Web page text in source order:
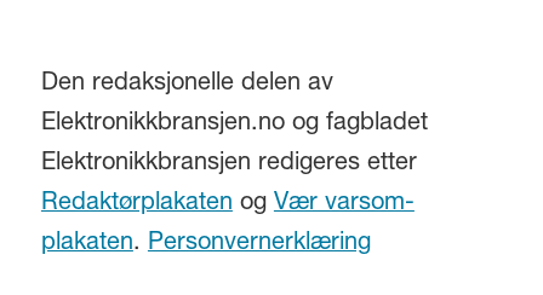
Den redaksjonelle delen av
Elektronikkbransjen.no og fagbladet
Elektronikkbransjen redigeres etter
Redaktørplakaten og Vær varsom-
plakaten. Personvernerklæring